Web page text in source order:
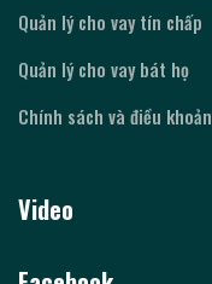
Quản lý cho vay tín chấp
Quản lý cho vay bát họ
Chính sách và điều khoản
Video